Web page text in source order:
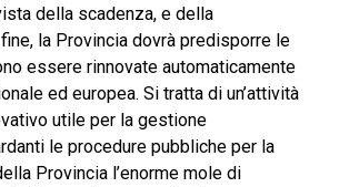
della scadenza, e della
la Provincia dovrà predisporre le
essere rinnovate automaticamente
ed europea. Si tratta di un’attività
utile per la gestione
le procedure pubbliche per la
Provincia l’enorme mole di